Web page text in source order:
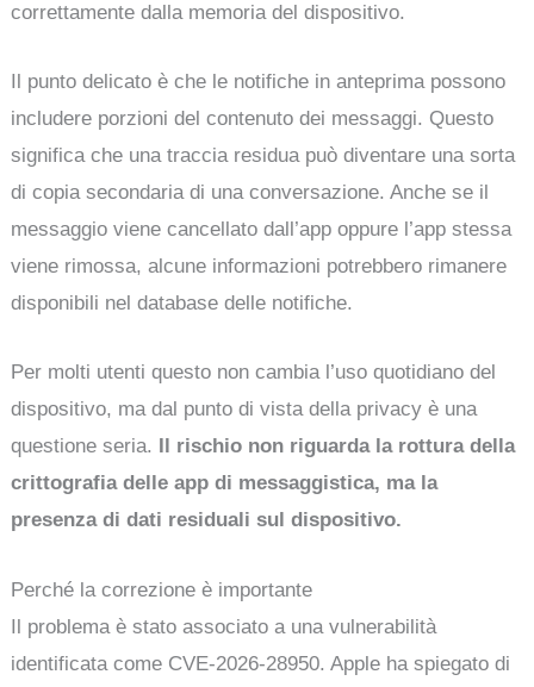
correttamente dalla memoria del dispositivo.
Il punto delicato è che le notifiche in anteprima possono
includere porzioni del contenuto dei messaggi. Questo
significa che una traccia residua può diventare una sorta
di copia secondaria di una conversazione. Anche se il
messaggio viene cancellato dall’app oppure l’app stessa
viene rimossa, alcune informazioni potrebbero rimanere
disponibili nel database delle notifiche.
Per molti utenti questo non cambia l’uso quotidiano del
dispositivo, ma dal punto di vista della privacy è una
questione seria.
Il rischio non riguarda la rottura della
crittografia delle app di messaggistica, ma la
presenza di dati residuali sul dispositivo.
Perché la correzione è importante
Il problema è stato associato a una vulnerabilità
identificata come CVE-2026-28950. Apple ha spiegato di